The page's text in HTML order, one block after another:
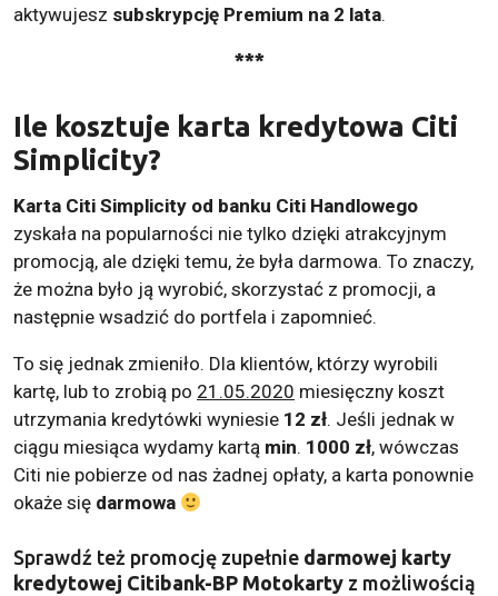
aktywujesz subskrypcję Premium na 2 lata.
***
Ile kosztuje karta kredytowa Citi
Simplicity?
Karta Citi Simplicity od banku Citi Handlowego
zyskała na popularności nie tylko dzięki atrakcyjnym
promocją, ale dzięki temu, że była darmowa. To znaczy,
że można było ją wyrobić, skorzystać z promocji, a
następnie wsadzić do portfela i zapomnieć.
To się jednak zmieniło. Dla klientów, którzy wyrobili
kartę, lub to zrobią po 21.05.2020 miesięczny koszt
utrzymania kredytówki wyniesie 12 zł. Jeśli jednak w
ciągu miesiąca wydamy kartą min. 1000 zł, wówczas
Citi nie pobierze od nas żadnej opłaty, a karta ponownie
okaże się darmowa
Sprawdź też promocję zupełnie darmowej karty
kredytowej Citibank-BP Motokarty z możliwością